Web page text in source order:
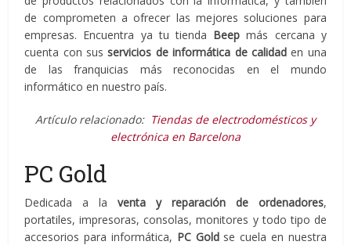
de comprometen a ofrecer las mejores soluciones para
empresas. Encuentra ya tu tienda Beep más cercana y
cuenta con sus servicios de informática de calidad en una
de las franquicias más reconocidas en el mundo
informático en nuestro país.
Artículo relacionado: Tiendas de electrodomésticos y
electrónica en Barcelona
PC Gold
Dedicada a la venta y reparación de ordenadores,
portatiles, impresoras, consolas, monitores y todo tipo de
accesorios para informática, PC Goldse cuela en nuestra